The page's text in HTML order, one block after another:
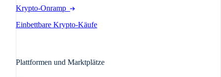
Krypto-Onramp
Einbettbare Krypto-Käufe
Plattformen und Marktplätze